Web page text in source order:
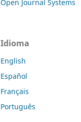
Open Journal Systems
Idioma
English
Español
Français
Português